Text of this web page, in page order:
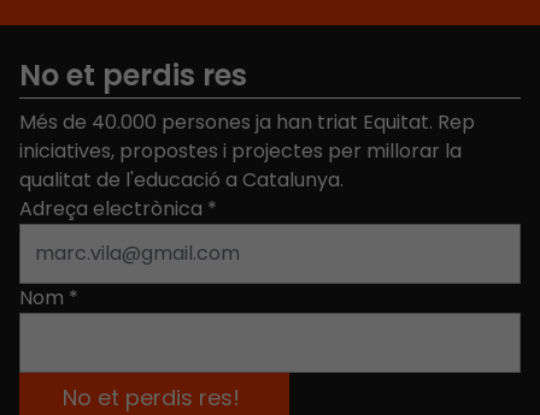
No et perdis res
Més de 40.000 persones ja han triat Equitat. Rep
iniciatives, propostes i projectes per millorar la
qualitat de l'educació a Catalunya.
Adreça electrònica *
Nom *